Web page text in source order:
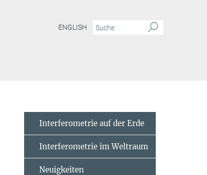
ENGLISH
Interferometrie auf der Erde
Interferometrie im Weltraum
Neuigkeiten